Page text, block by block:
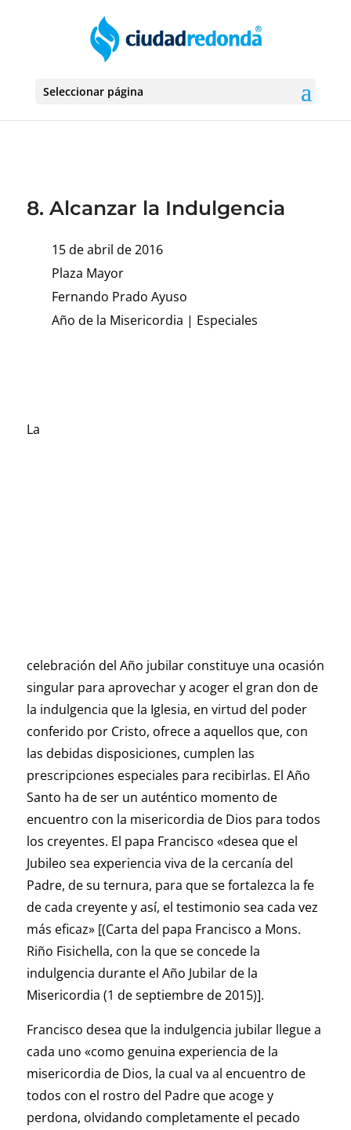
Seleccionar página
8. Alcanzar la Indulgencia
15 de abril de 2016
Plaza Mayor
Fernando Prado Ayuso
Año de la Misericordia | Especiales
La
celebración del Año jubilar constituye una ocasión
singular para aprovechar y acoger el gran don de
la indulgencia que la Iglesia, en virtud del poder
conferido por Cristo, ofrece a aquellos que, con
las debidas disposiciones, cumplen las
prescripciones especiales para recibirlas. El Año
Santo ha de ser un auténtico momento de
encuentro con la misericordia de Dios para todos
los creyentes. El papa Francisco «desea que el
Jubileo sea experiencia viva de la cercanía del
Padre, de su ternura, para que se fortalezca la fe
de cada creyente y así, el testimonio sea cada vez
más eficaz» [(Carta del papa Francisco a Mons.
Riño Fisichella, con la que se concede la
indulgencia durante el Año Jubilar de la
Misericordia (1 de septiembre de 2015)].
Francisco desea que la indulgencia jubilar llegue a
cada uno «como genuina experiencia de la
misericordia de Dios, la cual va al encuentro de
todos con el rostro del Padre que acoge y
perdona, olvidando completamente el pecado